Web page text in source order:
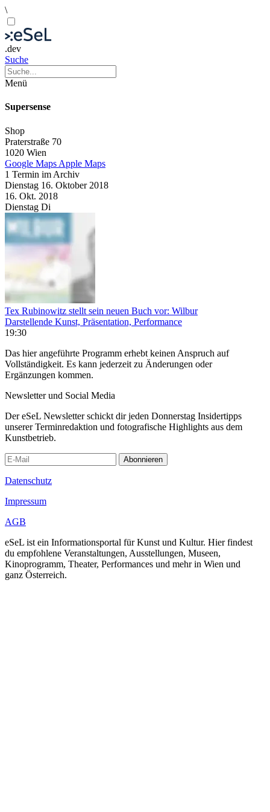
\
.dev
Suche
Menü
Supersense
Shop
Praterstraße 70
1020 Wien
Google Maps Apple Maps
1 Termin im Archiv
Dienstag 16. Oktober 2018
16. Okt. 2018
Dienstag Di
Tex Rubinowitz stellt sein neuen Buch vor: Wilbur
Darstellende Kunst, Präsentation, Performance
19:30
Das hier angeführte Programm erhebt keinen Anspruch auf
Vollständigkeit. Es kann jederzeit zu Änderungen oder
Ergänzungen kommen.
Newsletter und Social Media
Der eSeL Newsletter schickt dir jeden Donnerstag Insidertipps
unserer Terminredaktion und fotografische Highlights aus dem
Kunstbetrieb.
Abonnieren
Datenschutz
Impressum
AGB
eSeL ist ein Informationsportal für Kunst und Kultur. Hier findest
du empfohlene Veranstaltungen, Ausstellungen, Museen,
Kinoprogramm, Theater, Performances und mehr in Wien und
ganz Österreich.